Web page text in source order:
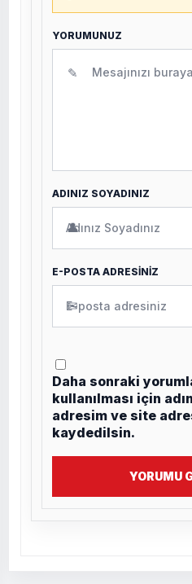
YORUMUNUZ
✎
ADINIZ SOYADINIZ
👤
E-POSTA ADRESİNİZ
✉
Daha sonraki
kullanılması için
adresim ve site
kaydedilsin.
YORUMU